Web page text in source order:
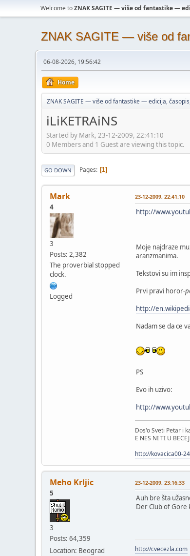
Welcome toZNAK SAGITE — više od fantastike —
ZNAK SAGITE — više od
06-08-2026, 19:56:42
Home
ZNAK SAGITE — više od fantastike — edicija,
iLiKETRAiNS
Started by Mark, 23-12-2009, 22:41:10
0 Members and 1 Guest are viewing this topic.
GO DOWN Pages 1
Mark
4
3
Posts: 2,382
The proverbial stopped
clock.
Logged
23-12-2009, 22:41:10
http://
Moje najdraze
aranzmanima.
Tekstovi su im
Prvi pravi horor-
http://
Nadam se da ce
PS
Evo ih uzivo:
http://
Dos'o Sveti Petar i
E NES NI TI U
http://kovacica00-
Meho Krljic
5
3
Posts: 64,359
Location: Beograd
23-12-2009, 23:16:33
Auh bre šta
Der Club of Gore
http://cvecezla.com